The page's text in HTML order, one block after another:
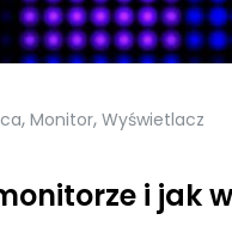
, Monitor, Wyświetlacz
i jak